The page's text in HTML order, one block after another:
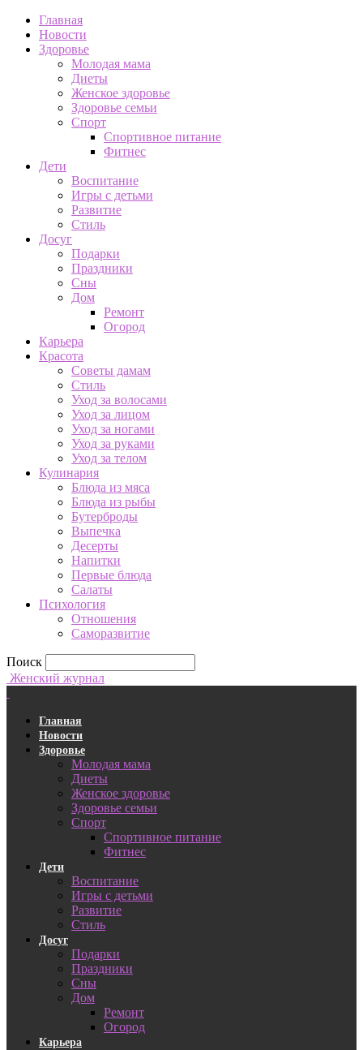
Главная
Новости
Здоровье
Молодая мама
Диеты
Женское здоровье
Здоровье семьи
Спорт
Спортивное питание
Фитнес
Дети
Воспитание
Игры с детьми
Развитие
Стиль
Досуг
Подарки
Праздники
Сны
Дом
Ремонт
Огород
Карьера
Красота
Советы дамам
Стиль
Уход за волосами
Уход за лицом
Уход за ногами
Уход за руками
Уход за телом
Кулинария
Блюда из мяса
Блюда из рыбы
Бутерброды
Выпечка
Десерты
Напитки
Первые блюда
Салаты
Психология
Отношения
Саморазвитие
Поиск
Женский журнал
Главная
Новости
Здоровье
Молодая мама
Диеты
Женское здоровье
Здоровье семьи
Спорт
Спортивное питание
Фитнес
Дети
Воспитание
Игры с детьми
Развитие
Стиль
Досуг
Подарки
Праздники
Сны
Дом
Ремонт
Огород
Карьера